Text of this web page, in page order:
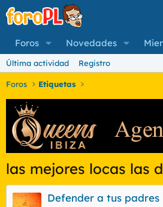
Foros Novedades
Última actividad Registro
Foros Etiquetas
las mejores locas las
Defender a tus padres